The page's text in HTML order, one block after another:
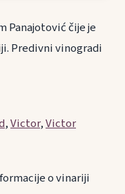
Panajotović čije je
Predivni vinogradi
,Victor,Victor
o vinariji